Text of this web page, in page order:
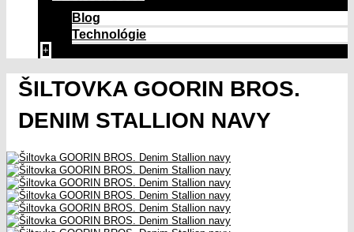
Blog
Technológie
+
ŠILTOVKA GOORIN BROS.
DENIM STALLION NAVY